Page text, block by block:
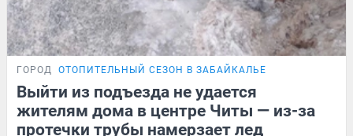
ГОРОД ОТОПИТЕЛЬНЫЙ СЕЗОН В ЗАБАЙКАЛЬЕ
Выйти из подъезда не удается
жителям дома в центре Читы — из-за
протечки трубы намерзает лед